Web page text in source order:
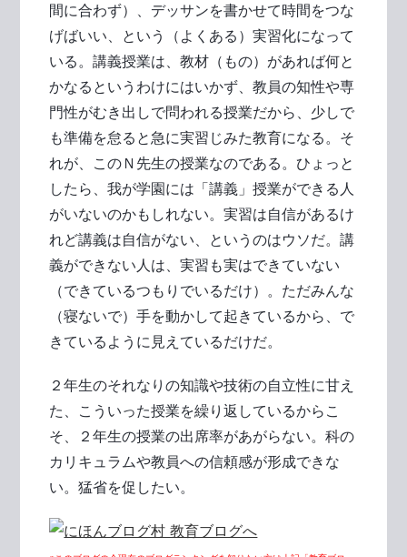
間に合わず）、デッサンを書かせて時間をつな
げばいい、という（よくある）実習化になって
いる。講義授業は、教材（もの）があれば何と
かなるというわけにはいかず、教員の知性や専
門性がむき出しで問われる授業だから、少しで
も準備を怠ると急に実習じみた教育になる。そ
れが、このＮ先生の授業なのである。ひょっと
したら、我が学園には「講義」授業ができる人
がいないのかもしれない。実習は自信があるけ
れど講義は自信がない、というのはウソだ。講
義ができない人は、実習も実はできていない
（できているつもりでいるだけ）。ただみんな
（寝ないで）手を動かして起きているから、で
きているように見えているだけだ。
２年生のそれなりの知識や技術の自立性に甘え
た、こういった授業を繰り返しているからこ
そ、２年生の授業の出席率があがらない。科の
カリキュラムや教員への信頼感が形成できな
い。猛省を促したい。